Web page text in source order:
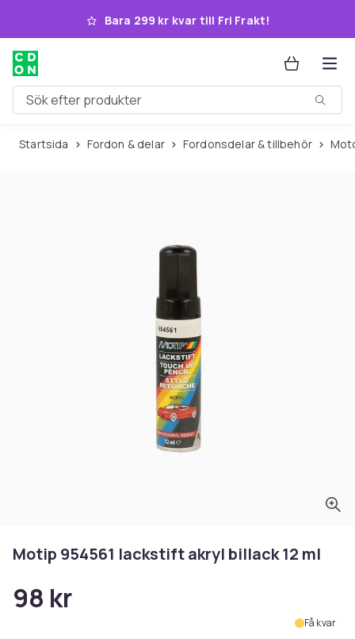
Hoppa till huvudinnehållet
Bara 299 kr kvar till Fri Frakt!
Sök efter produkter
Startsida Fordon & delar Fordonsdelar & tillbehör
Motip 954561 lackstift akryl billack 12 ml
98 kr
Få kvar